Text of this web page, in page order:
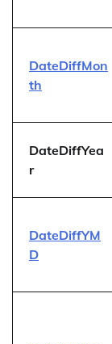
DateDiffMon
th
DateDiffYea
r
DateDiffYM
D